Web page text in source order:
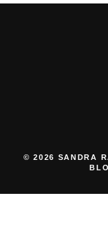
© 2026 SANDRA